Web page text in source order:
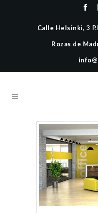
Calle Helsinki, 3
Rozas de